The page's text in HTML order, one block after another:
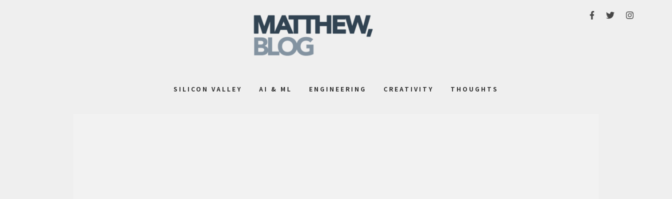
SILICON VALLEY AI & ML ENGINEERING CREATIVITY THOUGHTS